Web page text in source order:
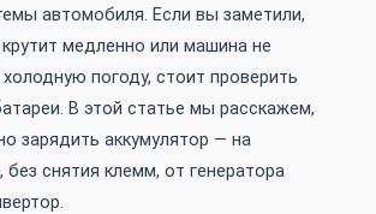
автомобиля. Если вы заметили,
крутит медленно или машина не
погоду, стоит проверить
В этой статье мы расскажем,
зарядить аккумулятор — на
без снятия клемм, от генератора